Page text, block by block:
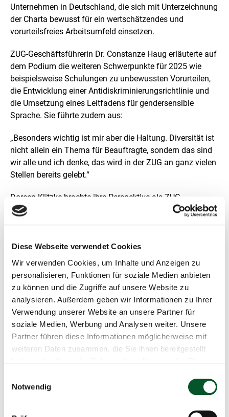
Diese Webseite verwendet Cookies
Wir verwenden Cookies, um Inhalte und Anzeigen zu
personalisieren, Funktionen für soziale Medien anbieten
zu können und die Zugriffe auf unsere Website zu
analysieren. Außerdem geben wir Informationen zu Ihrer
Verwendung unserer Website an unsere Partner für
soziale Medien, Werbung und Analysen weiter. Unsere
Partner führen diese Informationen möglicherweise mit
weiteren Daten zusammen, die Sie ihnen bereitgestellt
Notwendig
Unternehmen in Deutschland, die sich mit Unterzeichnung
der Charta bewusst für ein wertschätzendes und
vorurteilsfreies Arbeitsumfeld einsetzen.
ZUG-Geschäftsführerin Dr. Constanze Haug erläuterte auf
dem Podium die weiteren Schwerpunkte für 2025 wie
beispielsweise Schulungen zu unbewussten Vorurteilen,
die Entwicklung einer Antidiskriminierungsrichtlinie und
die Umsetzung eines Leitfadens für gendersensible
Sprache. Sie führte zudem aus:
„Besonders wichtig ist mir aber die Haltung. Diversität ist
nicht allein ein Thema für Beauftragte, sondern das sind
wir alle und ich denke, das wird in der ZUG an ganz vielen
Stellen bereits gelebt.“
Doreen Klitzke brachte ihre Perspektive als ZUG-
Gleichstellungsbeauftragte ein, nannte gesetzliche
abzubauen, sei ihr wichtig. Nicht nur im Hinblick auf
Geschlechtergerechtigkeit, sondern auch mit Blick auf die
intersektionale Perspektive, also die
Mehrfachdiskriminierung.
Katja Frank betonte, als Inklusionsbeauftrage, dass die
ZUG daran arbeite, den Anteil an Beschäftigten mit
Schwerbehinderung oder ihnen gleichgestellten
Mitarbeitenden zu erhöhen und dies auch in einer
Inklusionsvereinbarung festgeschrieben habe.
Die Veranstaltung wurde vom ehrenamtlichen Diversitäts-
Netzwerk angeregt. Als Vertreterin des Netzwerks
Thema in der ZUG bereits eine sichtbare Wertschätzung